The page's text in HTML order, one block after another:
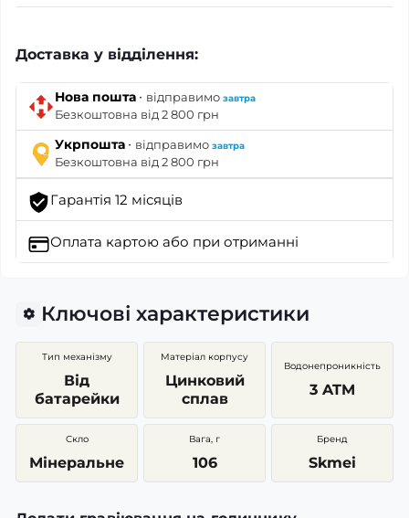
Доставка у відділення:
Нова пошта · відправимо завтра
Безкоштовна від 2 800 грн
Укрпошта · відправимо завтра
Безкоштовна від 2 800 грн
Гарантія 12 місяців
Оплата картою або при отриманні
Ключові характеристики
Тип механізму
Від
батарейки
Матеріал корпусу
Цинковий
сплав
Водонепроникність
3 ATM
Скло
Мінеральне
Вага, г
106
Бренд
Skmei